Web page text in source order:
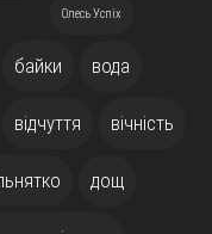
Олесь Успіх
байки вода
відчуття вічність
дощ